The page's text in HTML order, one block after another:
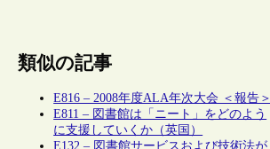
類似の記事
E816 – 2008年度ALA年次大会 ＜報告＞
E811 – 図書館は「ニート」をどのよう
に支援していくか（英国）
E132 – 図書館サービスおよび技術法が